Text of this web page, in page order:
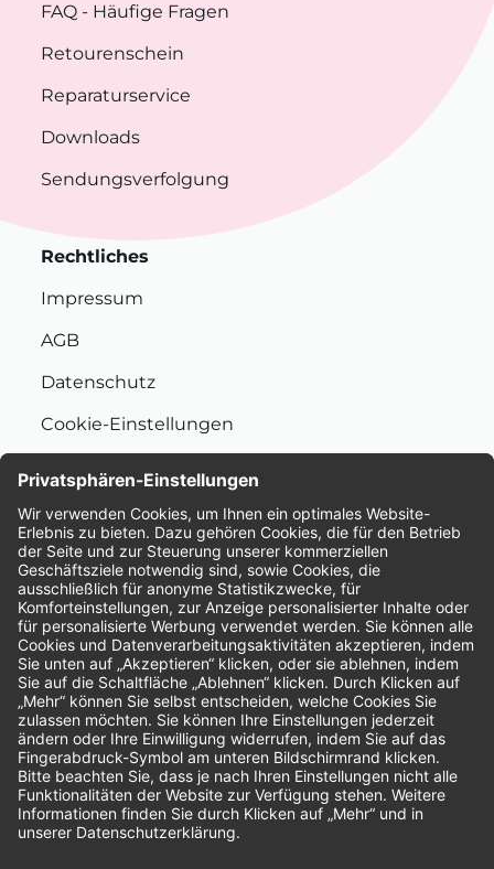
FAQ - Häufige Fragen
Retourenschein
Reparaturservice
Downloads
Sendungsverfolgung
Rechtliches
Impressum
AGB
Datenschutz
Cookie-Einstellungen
Bewertungen